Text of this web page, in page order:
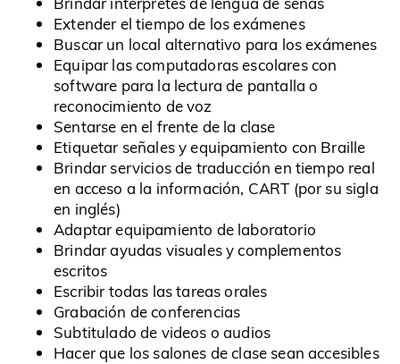
Extender el tiempo de los exámenes
Buscar un local alternativo para los exámenes
Equipar las computadoras escolares con
software para la lectura de pantalla o
reconocimiento de voz
Sentarse en el frente de la clase
Etiquetar señales y equipamiento con Braille
Brindar servicios de traducción en tiempo real
en acceso a la información, CART (por su sigla
en inglés)
Adaptar equipamiento de laboratorio
Brindar ayudas visuales y complementos
escritos
Escribir todas las tareas orales
Grabación de conferencias
Subtitulado de videos o audios
Hacer que los salones de clase sean accesibles